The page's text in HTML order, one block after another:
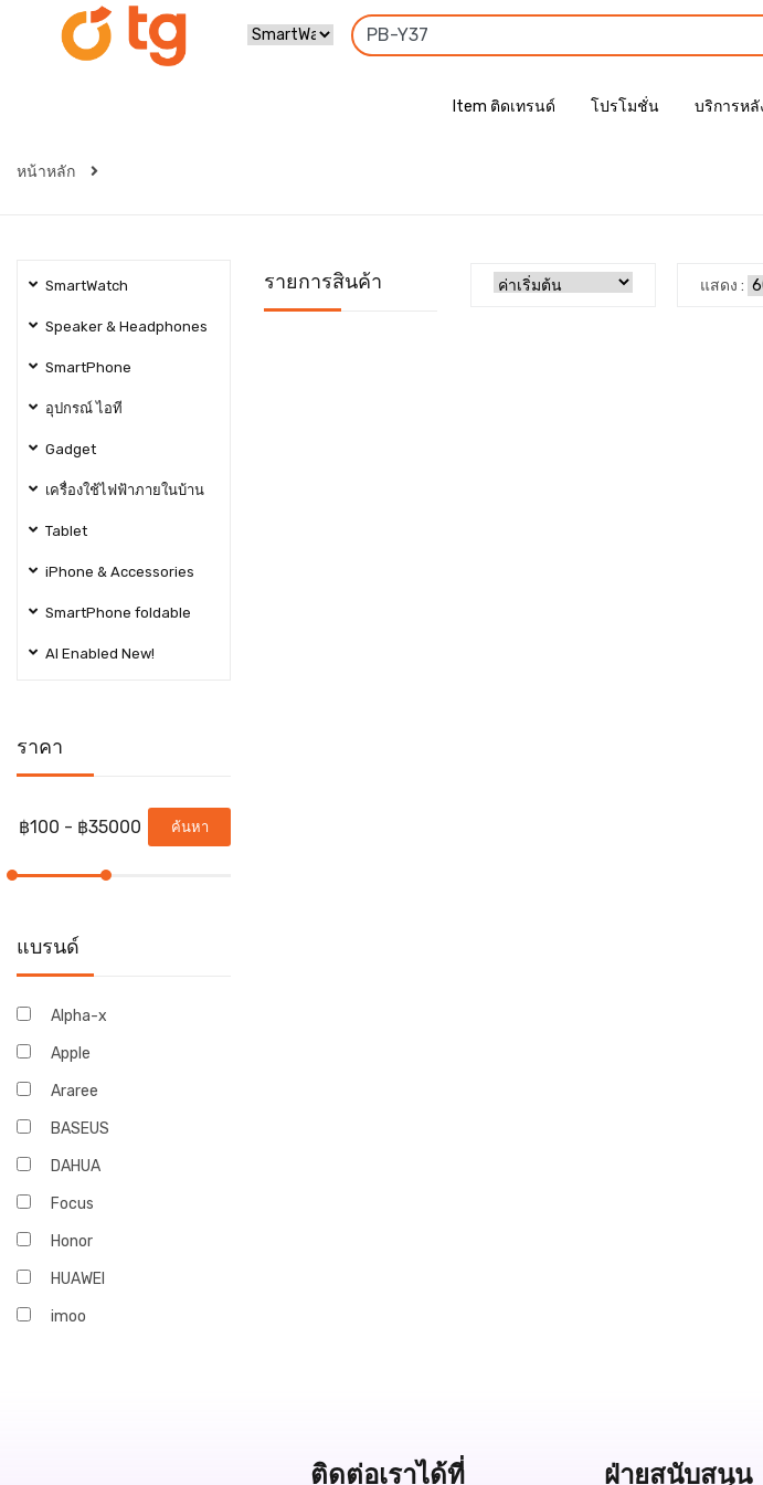
Item ติดเทรนด์ โปรโมชั่น บริการหลั
หน้าหลัก
SmartWatch
Speaker & Headphones
SmartPhone
อุปกรณ์ ไอที
Gadget
เครื่องใช้ไฟฟ้าภายในบ้าน
Tablet
iPhone & Accessories
SmartPhone foldable
AI Enabled New!
ราคา
ค้นหา
แบรนด์
Alpha-x
Apple
Araree
BASEUS
DAHUA
Focus
Honor
HUAWEI
imoo
รายการสินค้า แสดง :
ติดต่อเราได้ที่ ฝ่ายสนับสนุน